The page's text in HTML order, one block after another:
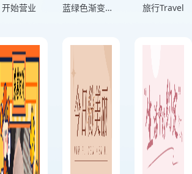
开始营业 蓝绿色渐变分享生活记录海报 旅行Travel